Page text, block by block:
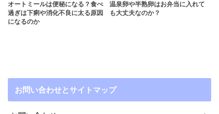
オートミールは便秘になる？食べ
過ぎは下痢や消化不良に太る原因
になるのか
温泉卵や半熟卵はお弁当に入れて
も大丈夫なのか？
お問い合わせとサイトマップ